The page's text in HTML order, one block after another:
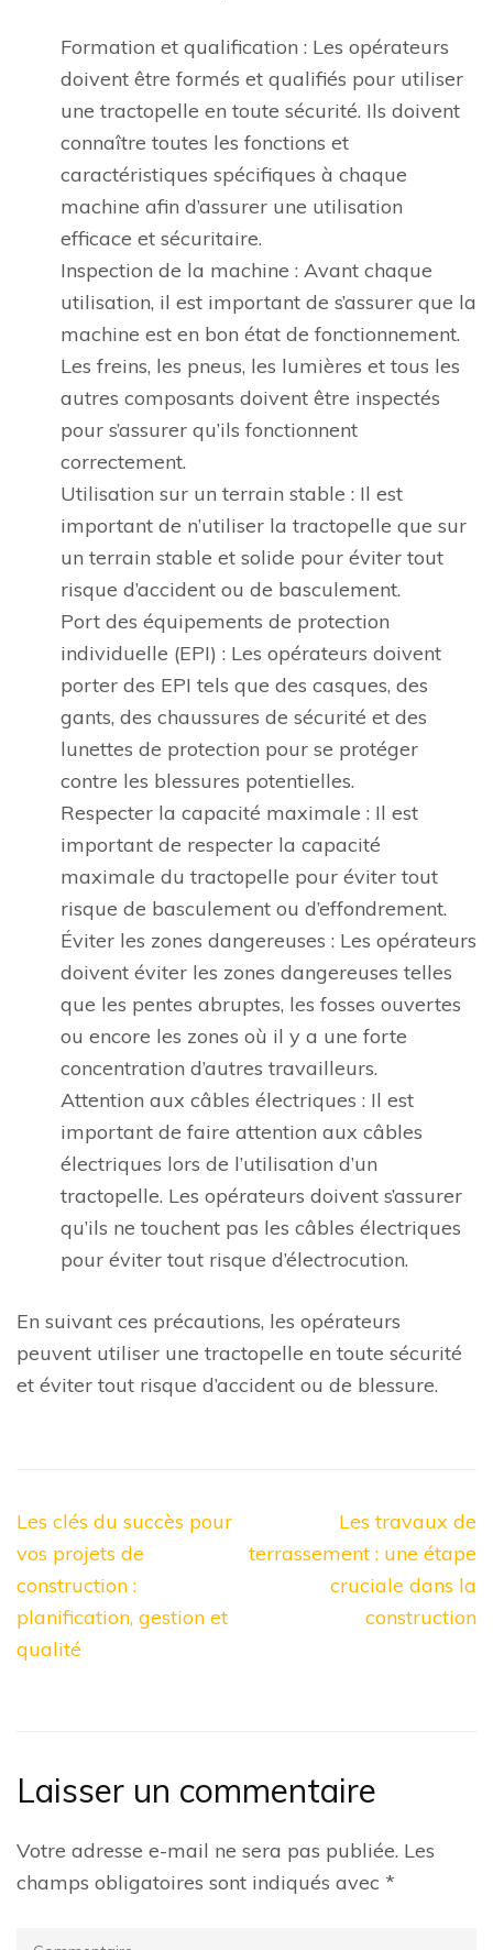
Formation et qualification : Les opérateurs
doivent être formés et qualifiés pour utiliser
une tractopelle en toute sécurité. Ils doivent
connaître toutes les fonctions et
caractéristiques spécifiques à chaque
machine afin d’assurer une utilisation
efficace et sécuritaire.
Inspection de la machine : Avant chaque
utilisation, il est important de s’assurer que la
machine est en bon état de fonctionnement.
Les freins, les pneus, les lumières et tous les
autres composants doivent être inspectés
pour s’assurer qu’ils fonctionnent
correctement.
Utilisation sur un terrain stable : Il est
important de n’utiliser la tractopelle que sur
un terrain stable et solide pour éviter tout
risque d’accident ou de basculement.
Port des équipements de protection
individuelle (EPI) : Les opérateurs doivent
porter des EPI tels que des casques, des
gants, des chaussures de sécurité et des
lunettes de protection pour se protéger
contre les blessures potentielles.
Respecter la capacité maximale : Il est
important de respecter la capacité
maximale du tractopelle pour éviter tout
risque de basculement ou d’effondrement.
Éviter les zones dangereuses : Les opérateurs
doivent éviter les zones dangereuses telles
que les pentes abruptes, les fosses ouvertes
ou encore les zones où il y a une forte
concentration d’autres travailleurs.
Attention aux câbles électriques : Il est
important de faire attention aux câbles
électriques lors de l’utilisation d’un
tractopelle. Les opérateurs doivent s’assurer
qu’ils ne touchent pas les câbles électriques
pour éviter tout risque d’électrocution.
En suivant ces précautions, les opérateurs
peuvent utiliser une tractopelle en toute sécurité
et éviter tout risque d’accident ou de blessure.
Navigation
de
l’article
Les clés du succès pour
vos projets de
construction :
planification, gestion et
qualité
Les travaux de
terrassement : une étape
cruciale dans la
construction
Laisser un commentaire
Votre adresse e-mail ne sera pas publiée. Les
champs obligatoires sont indiqués avec *
Commentaire